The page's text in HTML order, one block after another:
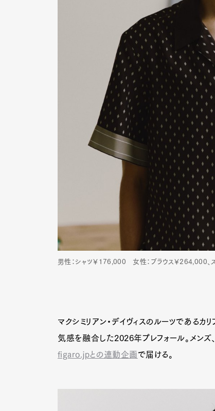
男性：シャツ￥176,000 女性：ブラウス￥264,000、ス
マクシミリアン・デイヴィスのルーツである
気感を融合した2026年プレフォール。メンズ
figaro.jpとの連動企画で届ける。